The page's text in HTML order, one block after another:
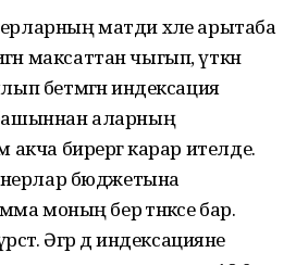
матди хәле арытаба
максаттан чыгып, үткән
бетмәгән индексация
аларның
акча бирергә карар ителде.
бюджетына
моның бер әтнәкәсе бар.
Әгәр дә индексацияне